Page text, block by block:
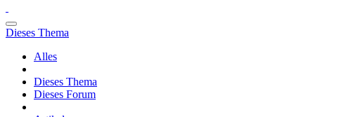
Dieses Thema
Alles
Dieses Thema
Dieses Forum